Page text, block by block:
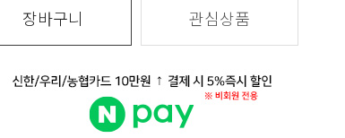
장바구니 관심상품